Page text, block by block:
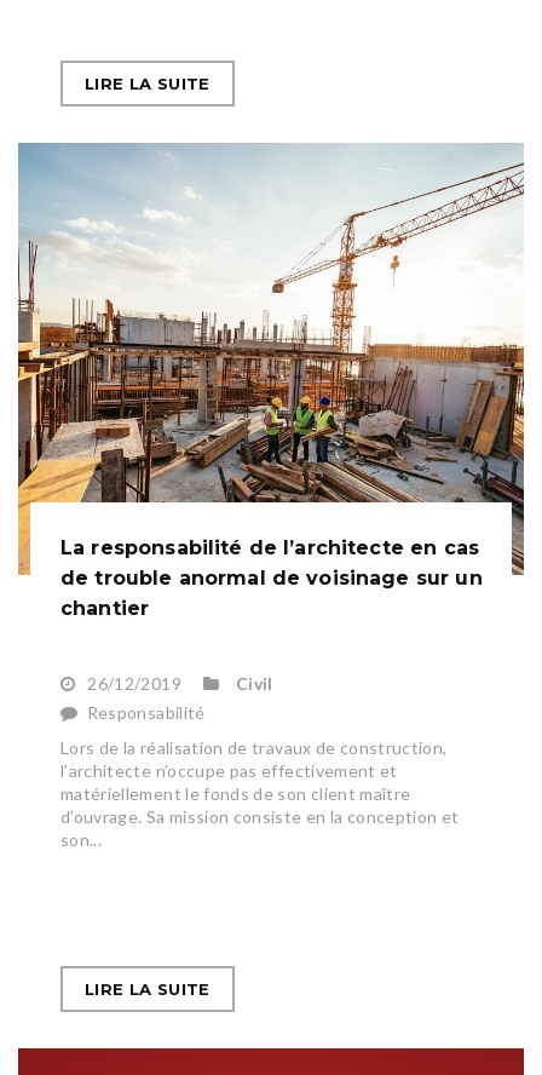
LIRE LA SUITE
La responsabilité de l’architecte en cas
de trouble anormal de voisinage sur un
chantier
26/12/2019
Civil
Responsabilité
Lors de la réalisation de travaux de construction,
l’architecte n’occupe pas effectivement et
matériellement le fonds de son client maître
d’ouvrage. Sa mission consiste en la conception et
son...
LIRE LA SUITE